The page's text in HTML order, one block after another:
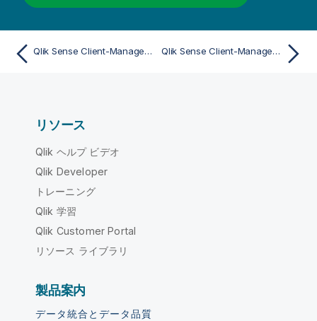
Qlik Sense Client-Managed モバイル アプリのアプリ開発 Qlik Sense Client-Managed モバイル 分析からの離脱
リソース
Qlik ヘルプ ビデオ
Qlik Developer
トレーニング
Qlik 学習
Qlik Customer Portal
リソース ライブラリ
製品案内
データ統合とデータ品質